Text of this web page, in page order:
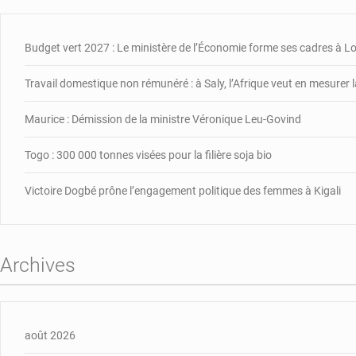
Budget vert 2027 : Le ministère de l’Économie forme ses cadres à
Travail domestique non rémunéré : à Saly, l’Afrique veut en mesurer
Maurice : Démission de la ministre Véronique Leu-Govind
Togo : 300 000 tonnes visées pour la filière soja bio
Victoire Dogbé prône l’engagement politique des femmes à Kigali
Archives
août 2026